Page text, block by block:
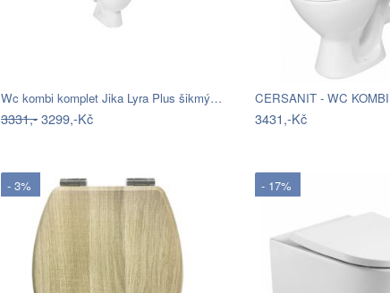
Wc kombi komplet Jika Lyra Plus šikmý…
3331,-3299,-Kč 3431,-Kč
- 3% - 17%